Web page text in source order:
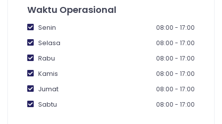
Waktu Operasional
Senin 08:00 - 17:00
Selasa 08:00 - 17:00
Rabu 08:00 - 17:00
Kamis 08:00 - 17:00
Jumat 08:00 - 17:00
Sabtu 08:00 - 17:00